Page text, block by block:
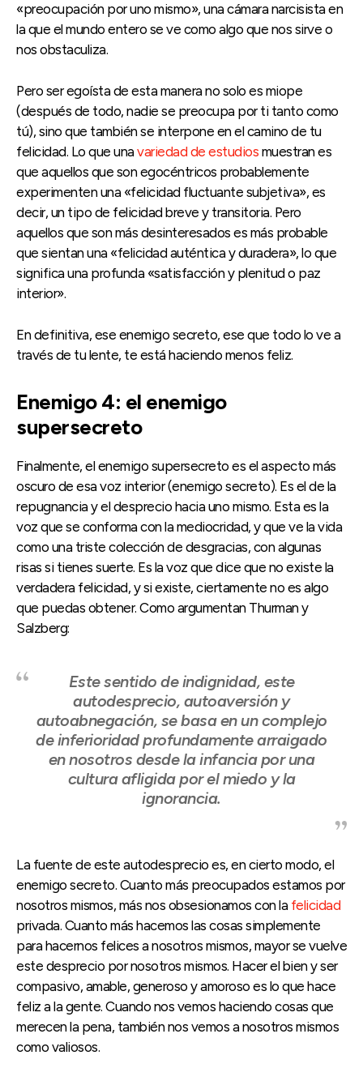
«preocupación por uno mismo», una cámara narcisista en
la que el mundo entero se ve como algo que nos sirve o
nos obstaculiza.
Pero ser egoísta de esta manera no solo es miope
(después de todo, nadie se preocupa por ti tanto como
tú), sino que también se interpone en el camino de tu
felicidad. Lo que unavariedad de estudios muestran es
que aquellos que son egocéntricos probablemente
experimenten una «felicidad fluctuante subjetiva», es
decir, un tipo de felicidad breve y transitoria. Pero
aquellos que son más desinteresados ​​​​es más probable
que sientan una «felicidad auténtica y duradera», lo que
significa una profunda «satisfacción y plenitud o paz
interior».
En definitiva, ese enemigo secreto, ese que todo lo ve a
través de tu lente, te está haciendo menos feliz.
Enemigo 4: el enemigo
supersecreto
Finalmente, el enemigo supersecreto es el aspecto más
oscuro de esa voz interior (enemigo secreto). Es el de la
repugnancia y el desprecio hacia uno mismo. Esta es la
voz que se conforma con la mediocridad, y que ve la vida
como una triste colección de desgracias, con algunas
risas si tienes suerte. Es la voz que dice que no existe la
verdadera felicidad, y si existe, ciertamente no es algo
que puedas obtener. Como argumentan Thurman y
Salzberg:
Este sentido de indignidad, este
autodesprecio, autoaversión y
autoabnegación, se basa en un complejo
de inferioridad profundamente arraigado
en nosotros desde la infancia por una
cultura afligida por el miedo y la
ignorancia.
La fuente de este autodesprecio es, en cierto modo, el
enemigo secreto. Cuanto más preocupados estamos por
nosotros mismos, más nos obsesionamos con la felicidad
privada. Cuanto más hacemos las cosas simplemente
para hacernos felices a nosotros mismos, mayor se vuelve
este desprecio por nosotros mismos. Hacer el bien y ser
compasivo, amable, generoso y amoroso es lo que hace
feliz a la gente. Cuando nos vemos haciendo cosas que
merecen la pena, también nos vemos a nosotros mismos
como valiosos.